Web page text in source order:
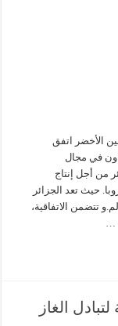
الأخضر اتفق
في مجال
من أجل إنتاج
حيث تعد الجزائر
تتضمن الاتفاقية،
الغاز